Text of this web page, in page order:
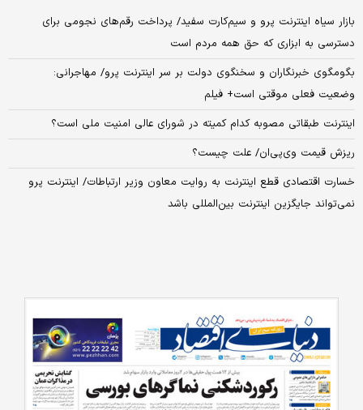
بازار سیاه اینترنت پرو و سیم‌کارت سفید/ پرداخت رقم‌های نجومی برای
دسترسی به ابزاری که حق همه مردم است
بگومگوی خبرنگاران و سخنگوی دولت بر سر اینترنت پرو/ مهاجرانی:
وضعیت فعلی موقتی است+ فیلم
اینترنت طبقاتی مصوبه کدام کمیته در شورای عالی امنیت ملی است؟
ریزش قیمت وی‌پی‌ان/ علت چیست؟
خسارت اقتصادی قطع اینترنت به روایت معاون وزیر ارتباطات/ اینترنت پرو
نمی‌تواند جایگزین اینترنت بین‌المللی باشد